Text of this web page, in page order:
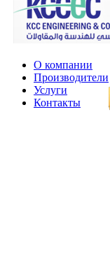
О компании
Производители
Услуги
Контакты